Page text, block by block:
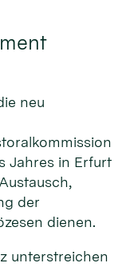
neu
Jahres in Erfurt
der
dienen.
unterstreichen